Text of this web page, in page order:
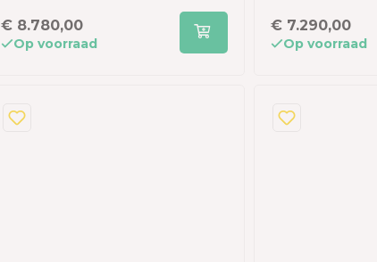
€ 8.780,00
Op voorraad
€ 7.290,00
Op voorraad